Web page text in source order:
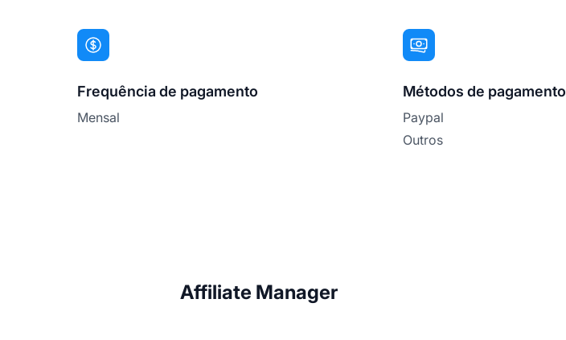
Frequência de pagamento
Mensal
Métodos de pagamento
Paypal
Outros
Affiliate Manager